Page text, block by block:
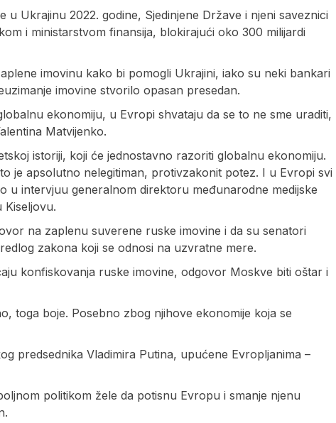
Ukrajinu 2022. godine, Sjedinjene Države i njeni saveznici
i ministarstvom finansija, blokirajući oko 300 milijardi
imovinu kako bi pomogli Ukrajini, iako su neki bankari
imovine stvorilo opasan presedan.
ekonomiju, u Evropi shvataju da se to ne sme uraditi,
Matvijenko.
istoriji, koji će jednostavno razoriti globalnu ekonomiju.
je apsolutno nelegitiman, protivzakonit potez. I u Evropi svi
u intervjuu generalnom direktoru međunarodne medijske
Kiseljovu.
na zaplenu suverene ruske imovine i da su senatori
zakona koji se odnosi na uzvratne mere.
konfiskovanja ruske imovine, odgovor Moskve biti oštar i
toga boje. Posebno zbog njihove ekonomije koja se
predsednika Vladimira Putina, upućene Evropljanima –
politikom žele da potisnu Evropu i smanje njenu